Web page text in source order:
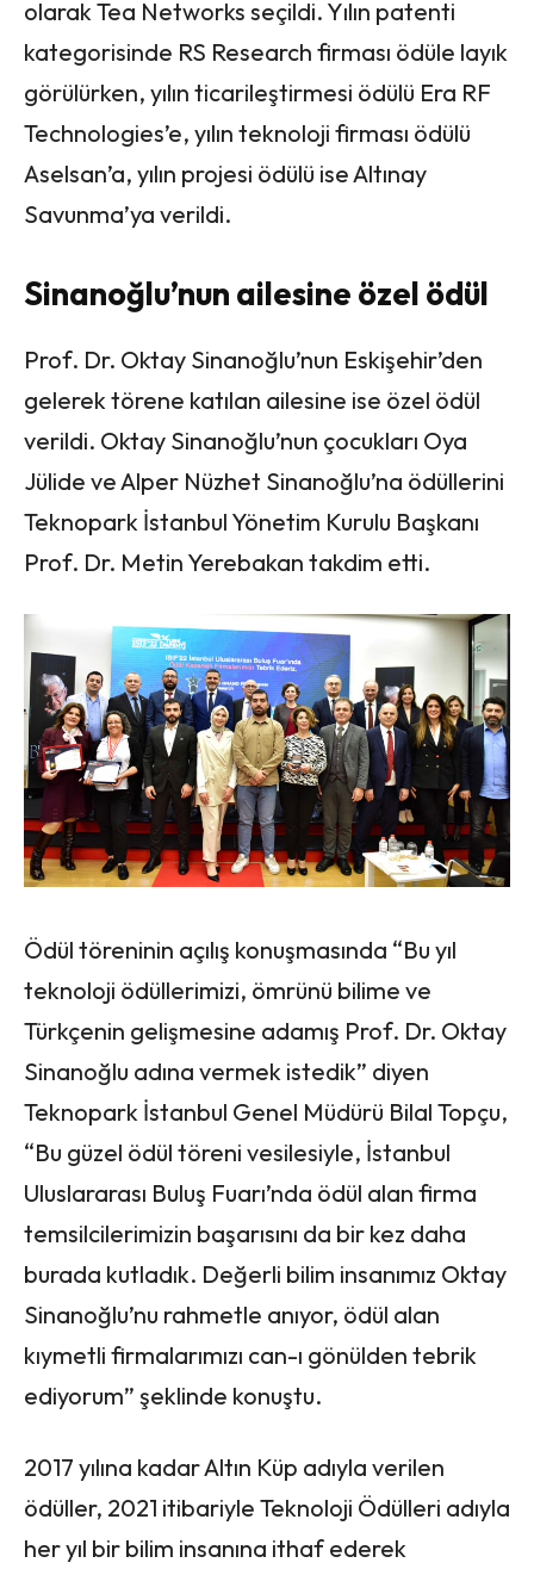
olarak Tea Networks seçildi. Yılın patenti
kategorisinde RS Research firması ödüle layık
görülürken, yılın ticarileştirmesi ödülü Era RF
Technologies’e, yılın teknoloji firması ödülü
Aselsan’a, yılın projesi ödülü ise Altınay
Savunma’ya verildi.
Sinanoğlu’nun ailesine özel ödül
Prof. Dr. Oktay Sinanoğlu’nun Eskişehir’den
gelerek törene katılan ailesine ise özel ödül
verildi. Oktay Sinanoğlu’nun çocukları Oya
Jülide ve Alper Nüzhet Sinanoğlu’na ödüllerini
Teknopark İstanbul Yönetim Kurulu Başkanı
Prof. Dr. Metin Yerebakan takdim etti.
Ödül töreninin açılış konuşmasında “Bu yıl
teknoloji ödüllerimizi, ömrünü bilime ve
Türkçenin gelişmesine adamış Prof. Dr. Oktay
Sinanoğlu adına vermek istedik” diyen
Teknopark İstanbul Genel Müdürü Bilal Topçu,
“Bu güzel ödül töreni vesilesiyle, İstanbul
Uluslararası Buluş Fuarı’nda ödül alan firma
temsilcilerimizin başarısını da bir kez daha
burada kutladık. Değerli bilim insanımız Oktay
Sinanoğlu’nu rahmetle anıyor, ödül alan
kıymetli firmalarımızı can-ı gönülden tebrik
ediyorum” şeklinde konuştu.
2017 yılına kadar Altın Küp adıyla verilen
ödüller, 2021 itibariyle Teknoloji Ödülleri adıyla
her yıl bir bilim insanına ithaf ederek